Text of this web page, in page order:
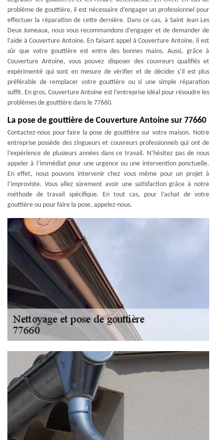
problème de gouttière, il est nécessaire d’engager un professionnel pour
effectuer la réparation de cette dernière. Dans ce cas, à Saint Jean Les
Deux Jumeaux, nous vous recommandons d’engager et de demander de
l’aide à Couverture Antoine. En faisant appel à Couverture Antoine, il est
sûr que votre gouttière est entre des bonnes mains. Aussi, grâce à
Couverture Antoine, vous pouvez disposer des couvreurs qualifiés et
expérimenté qui sont en mesure de vérifier et de décider s’il est plus
préférable de remplacer votre gouttière ou si une simple réparation
suffit. En gros, Couverture Antoine est l’entreprise idéal pour résoudre les
problèmes de gouttière dans le 77660.
La pose de gouttière de Couverture Antoine sur 77660
Contactez-nous pour faire la pose de gouttière sur votre maison. Notre
entreprise possède des zingueurs et couvreurs professionnels qui ont de
l’expérience de plusieurs années dans ce travail. N’hésitez pas de nous
appeler à l’immédiat pour une urgence ou une intervention ponctuelle.
En effet, nous pouvons intervenir chez vous même pour un projet à
l’improviste. Vous allez sûrement avoir une satisfaction grâce à notre
méthode de travail spécifique. En tout cas, pour l’achat de votre
gouttière ou pour faire la pose, appelez-nous.